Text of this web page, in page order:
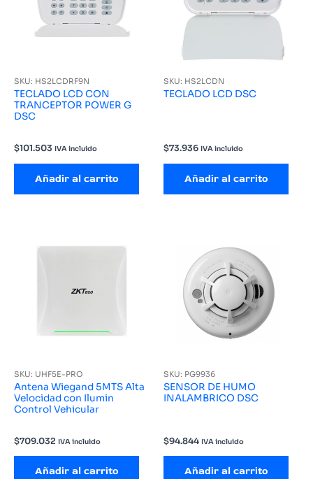
SKU: HS2LCDRF9N
TECLADO LCD CON
TRANCEPTOR POWER G
DSC
$101.503 IVA incluido
Añadir al carrito
SKU: HS2LCDN
TECLADO LCD DSC
$73.936 IVA incluido
Añadir al carrito
SKU: UHF5E-PRO
Antena Wiegand 5MTS Alta
Velocidad con Ilumin
Control Vehicular
$709.032 IVA incluido
Añadir al carrito
SKU: PG9936
SENSOR DE HUMO
INALAMBRICO DSC
$94.844 IVA incluido
Añadir al carrito